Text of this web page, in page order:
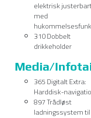
elektrisk
med
310 Dobbelt
drikkeholder
Media/
365 Digitalt Extra:
Harddisk-
897 Trådløst
ladningssystem til